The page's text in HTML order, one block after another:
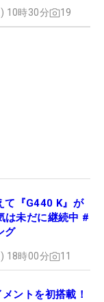
10時30分 19
て『G440 K』が
未だに継続中 #
グ
18時00分 11
ントを初搭載！